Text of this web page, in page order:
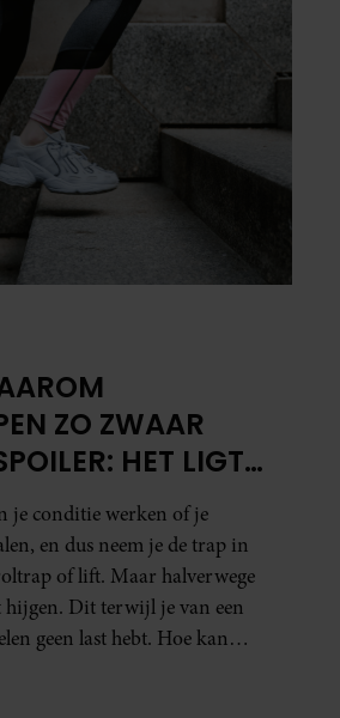
ZO ZWAAR
HET LIGT
JE CONDITIE)
je conditie werken of je
en dus neem je de trap in
of lift. Maar halverwege
hijgen. Dit terwijl je van een
geen last hebt. Hoe kan